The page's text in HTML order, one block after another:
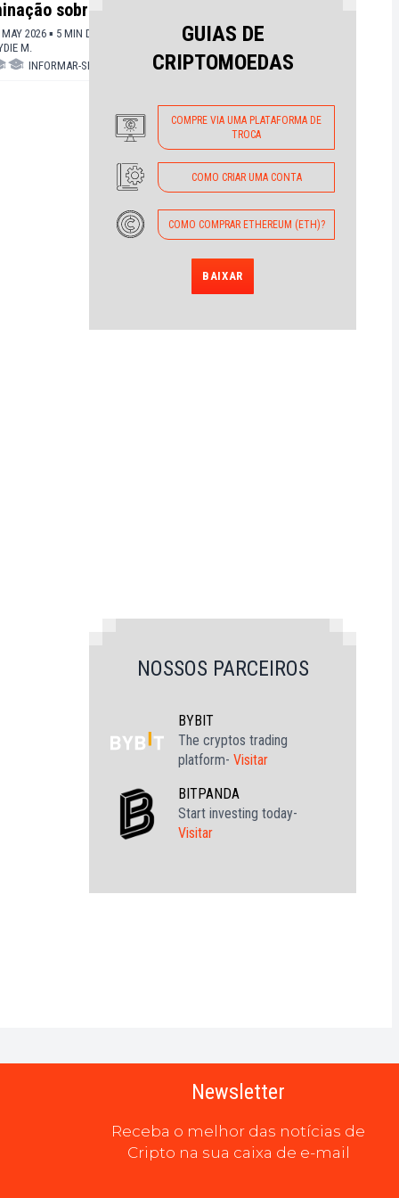
sobre os
em relação a
e Avalanche
2026 ▪ 5 MIN DE LEITURA ▪
M.
INFORMAR-SE
alta de 15%
SAT 09 MAY 2026 ▪ 5 MIN DE LEITURA ▪
INFORMAR-SE
GUIAS DE
CRIPTOMOEDAS
COMPRE VIA UMA PLATAFORMA DE
TROCA
COMO CRIAR UMA CONTA
COMO COMPRAR ETHEREUM (ETH)?
BAIXAR
NOSSOS PARCEIROS
BYBIT
The cryptos trading
platform- Visitar
BITPANDA
Start investing today-
Visitar
Newsletter
Receba o melhor das notícias de
Cripto na sua caixa de e-mail